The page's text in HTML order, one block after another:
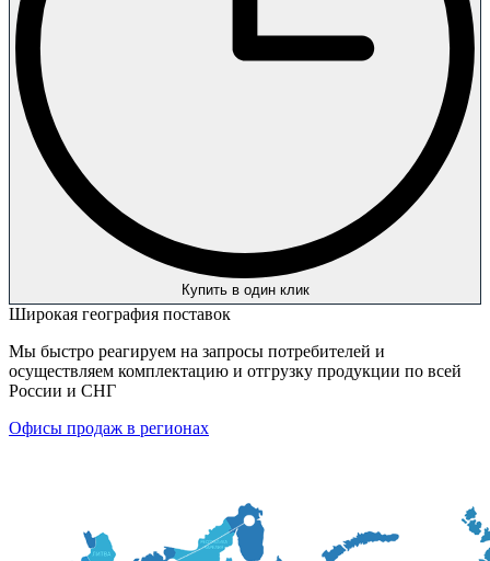
Купить в один клик
Широкая география поставок
Мы быстро реагируем на запросы потребителей и
осуществляем комплектацию и отгрузку продукции по всей
России и СНГ
Офисы продаж в регионах